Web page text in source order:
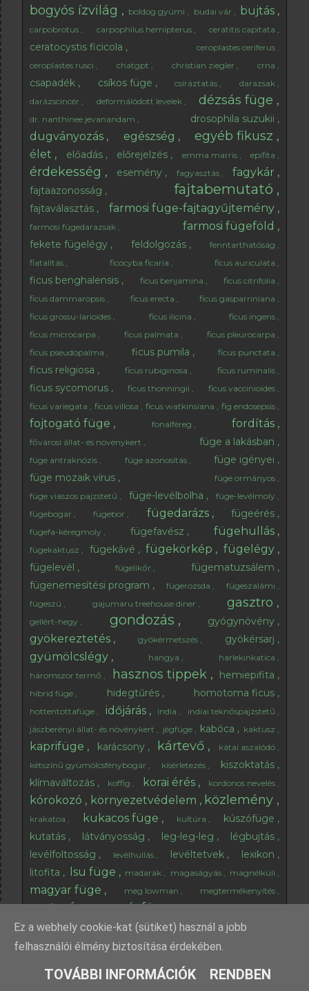
bogyós ízvilág boldog gyümi budai vár bujtás
carpobrotus carpophilus hemipterus ceratitis capitata
ceratocystis ficicola
ceroplastes ceriferus
ceroplastes rusci
chatgpt christian ziegler crna
csapadék csíkos füge csíráztatás
darazsak
darázscincér
deformálódott levelek dézsás füge
dr. nanthinee jevanandam drosophila suzukii
dugványozás egészség egyéb fikusz
élet előadás előrejelzés emma marris epifita
érdekesség esemény fagyasztás fagykár
fajtaazonosság fajtabemutató
fajtaválasztás farmosi füge-fajtagyűjtemény
farmosi fügedarazsak farmosi fügeföld
fekete fügelégy feldolgozás
fenntarthatóság
fiatalítás
ficocyba ficaria ficus auriculata
ficus benghalensis ficus benjamina
ficus citrifolia
ficus dammaropsis
ficus erecta
ficus gasparriniana
ficus grossu-larioides
ficus ilicina
ficus ingens
ficus microcarpa
ficus palmata
ficus pleurocarpa
ficus pseudopalma
ficus pumila ficus punctata
ficus religiosa ficus rubiginosa ficus ruminalis
ficus sycomorus ficus thonningii
ficus vaccinioides
ficus variegata
ficus villosa ficus watkinsiana fig endosepsis
fojtogató füge fonalféreg fordítás
fővárosi állat- és növénykert füge a lakásban
füge antraknózis füge azonosítás
füge igényei
füge mozaik vírus
füge ormányos
füge viaszos pajzstetű
füge-levélbolha
füge-levélmoly
fügebogár
fügebor fügedarázs fügeérés
fügefa-kéregmoly fügefavész fügehullás
fügekaktusz fügekávé fügekörkép fügelégy
fügelevél fügelikőr
fügematuzsálem
fügenemesítési program
fügerozsda
fügeszalámi
fügeszú
gajumaru treehouse diner gasztro
gellért-hegy gondozás gyógynövény
gyökereztetés gyökérmetszés gyökérsarj
gyümölcslégy hangya
harlekinkatica
háromszor termő
hasznos tippek hemiepifita
hibrid füge hidegtűrés homotoma ficus
hottentottafüge időjárás india
indiai teknőspajzstetű
jászberényi állat- és növénykert
jégfüge kabóca kaktusz
kaprifüge karácsony kártevő
kátai aszalódó
kétszínű gyümölcsfénybogár
kísérletezés
kiszoktatás
klímaváltozás
koffig korai érés kordonos nevelés
kórokozó környezetvédelem közlemény
krakatoa kukacos füge kultúra
kúszófüge
kutatás
látványosság leg-leg-leg
légbujtás
levélfoltosság
levélhullás levéltetvek
lexikon
litofita
lsu füge madarak magaságyás magnélküli
magyar füge meg lowman megtermékenyítés
metszés mézfüge mike shanahan
mikorrhiza mitológia mt. etna
naha harbour diner
nematoda
nemisfüge növénytársítás
ökológia
öntözés őszi munkálatok pajzstetű
Ez a webhely cookie-kat (sütiket) használ a jobb
felhasználói élmény biztosítása érdekében.
TOVÁBBI INFORMÁCIÓK RENDBEN